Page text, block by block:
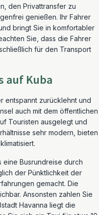
den Privattransfer zu
genießen. Ihr Fahrer
bringt Sie in komfortabler
Sie, dass die Fahrer
für den Transport
auf Kuba
entspannt zurücklehnt und
auch mit dem öffentlichen
Touristen ausgelegt und
sehr modern, bieten
eine Busrundreise durch
der Pünktlichkeit der
gemacht. Die
Ansonsten zahlen Sie
Havanna liegt die